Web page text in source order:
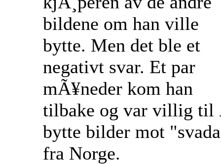
bildene om han ville
bytte. Men det ble et
negativt svar. Et par
mÃ¥neder kom han
tilbake og var villig til
bytte bilder mot
fra Norge.